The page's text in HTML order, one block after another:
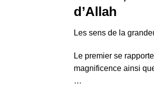
d’Allah
Les sens de la
Le premier se
magnificence ainsi
…